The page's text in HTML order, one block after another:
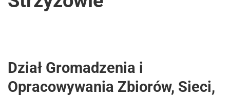
Dział Gromadzenia i
Opracowywania Zbiorów, Sieci,